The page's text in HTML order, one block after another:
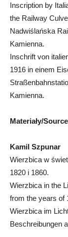
Inscription by
the Railway
Nadwiślańska
Kamienna.
Inschrift von
1916 in einem
Kamienna.
Materiały/
Kamil Szpunar
Wierzbica w
1820 i 1860.
Wierzbica in the
from the years of
Wierzbica im
Beschreibungen